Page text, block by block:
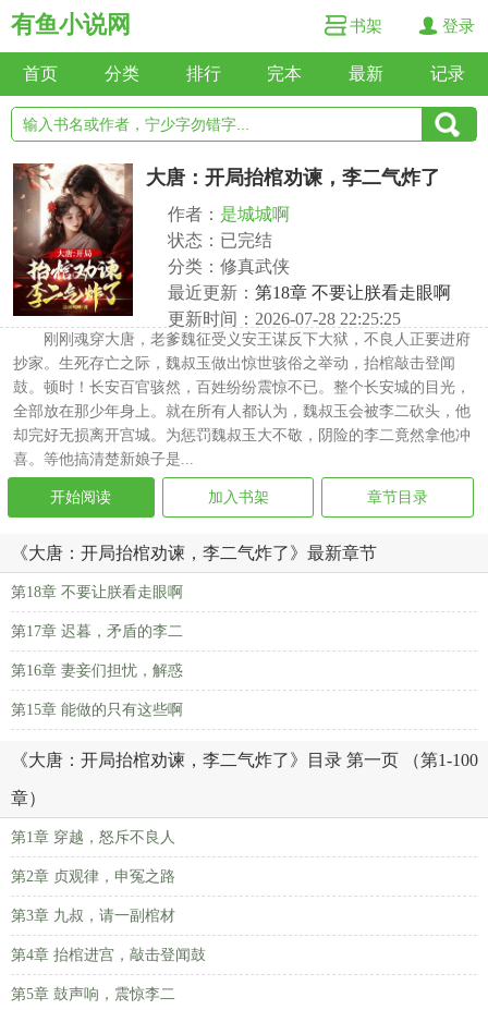
有鱼小说网 书架 登录
首页 分类 排行 完本 最新 记录
大唐：开局抬棺劝谏，李二气炸了
作者： 是城城啊
状态：已完结
分类：修真武侠
最近更新： 第18章 不要让朕看走眼啊
更新时间：2026-07-28 22:25:25
刚刚魂穿大唐，老爹魏征受义安王谋反下大狱，不良人正要进府
抄家。生死存亡之际，魏叔玉做出惊世骇俗之举动，抬棺敲击登闻
鼓。顿时！长安百官骇然，百姓纷纷震惊不已。整个长安城的目光，
全部放在那少年身上。就在所有人都认为，魏叔玉会被李二砍头，他
却完好无损离开宫城。为惩罚魏叔玉大不敬，阴险的李二竟然拿他冲
喜。等他搞清楚新娘子是...
开始阅读 加入书架 章节目录
《大唐：开局抬棺劝谏，李二气炸了》最新章节
第18章 不要让朕看走眼啊
第17章 迟暮，矛盾的李二
第16章 妻妾们担忧，解惑
第15章 能做的只有这些啊
《大唐：开局抬棺劝谏，李二气炸了》目录 第一页 （第1-100
章）
第1章 穿越，怒斥不良人
第2章 贞观律，申冤之路
第3章 九叔，请一副棺材
第4章 抬棺进宫，敲击登闻鼓
第5章 鼓声响，震惊李二